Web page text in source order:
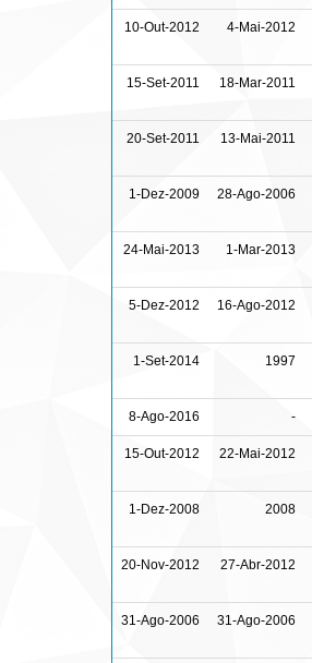
10-Out-2012 4-Mai-2012
15-Set-2011 18-Mar-2011
20-Set-2011 13-Mai-2011
1-Dez-2009 28-Ago-2006
24-Mai-2013 1-Mar-2013
5-Dez-2012 16-Ago-2012
1-Set-2014 1997
8-Ago-2016 -
15-Out-2012 22-Mai-2012
1-Dez-2008 2008
20-Nov-2012 27-Abr-2012
31-Ago-2006 31-Ago-2006